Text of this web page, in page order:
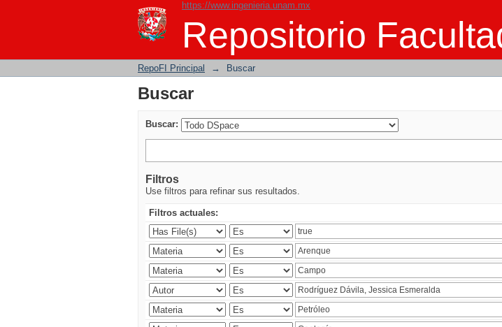
https://www.ingenieria.unam.mx
Repositorio
Buscar
RepoFI Principal → Buscar
Buscar
Buscar:
Filtros
Use filtros para refinar sus resultados.
Filtros actuales: